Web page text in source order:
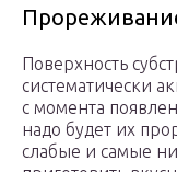
Поверхность
систематически
с момента
надо будет их
слабые и самые